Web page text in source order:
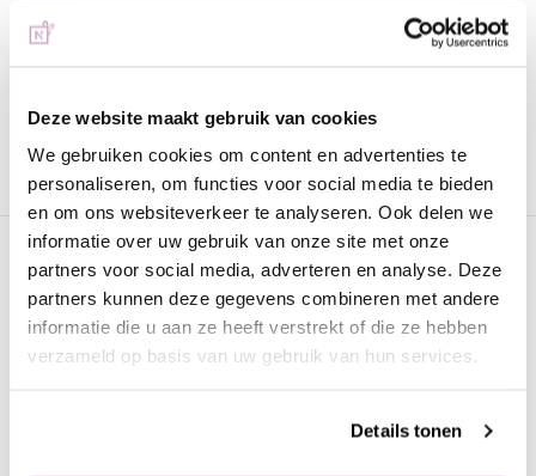
Deze website maakt gebruik van cookies
We gebruiken cookies om content en advertenties te
personaliseren, om functies voor social media te bieden
en om ons websiteverkeer te analyseren. Ook delen we
informatie over uw gebruik van onze site met onze
partners voor social media, adverteren en analyse. Deze
partners kunnen deze gegevens combineren met andere
informatie die u aan ze heeft verstrekt of die ze hebben
verzameld op basis van uw gebruik van hun services.
Details tonen
= vandaag verzonden
Omschrijving
Urban Nails Mini Gelpolish Cateye
MP45
worden uitgehard onder een UV lamp (2 minuten) of een LED
lamp (60 seconden). Deze verpakking bevat 8 gram en is